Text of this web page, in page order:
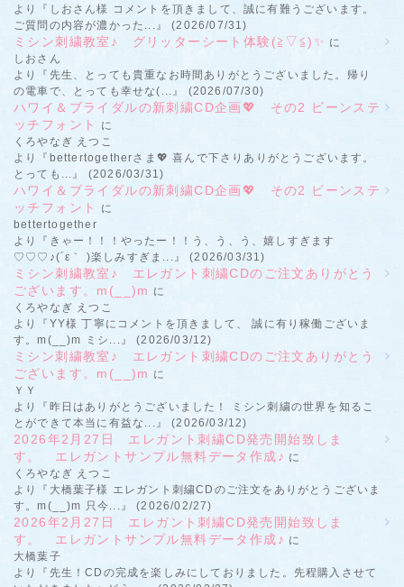
より『しおさん様 コメントを頂きまして、誠に有難うございます。
ご質問の内容が濃かった...』 (2026/07/31)
ミシン刺繍教室♪ グリッターシート体験(≧▽≦)✨ に
しおさん
より『先生、とっても貴重なお時間ありがとうございました。帰り
の電車で、とっても幸せな(...』 (2026/07/30)
ハワイ＆ブライダルの新刺繍CD企画💖 その2 ビーンステ
ッチフォント
に
くろやなぎ えつこ
より『bettertogetherさま💖 喜んで下さりありがとうございます。
とっても...』 (2026/03/31)
ハワイ＆ブライダルの新刺繍CD企画💖 その2 ビーンステ
ッチフォント
に
bettertogether
より『きゃー！！！やったー！！う、う、う、嬉しすぎます
♡♡♡♪(´ε｀ )楽しみすぎま...』 (2026/03/31)
ミシン刺繍教室♪ エレガント刺繍CDのご注文ありがとう
ございます。m(__)m に
くろやなぎ えつこ
より『YY様 丁寧にコメントを頂きまして、 誠に有り稼働ございま
す。m(__)m ミシ...』 (2026/03/12)
ミシン刺繍教室♪ エレガント刺繍CDのご注文ありがとう
ございます。m(__)m に
ＹＹ
より『昨日はありがとうございました！ ミシン刺繍の世界を知るこ
とができて本当に有益な...』 (2026/03/12)
2026年2月27日 エレガント刺繍CD発売開始致しま
す。 エレガントサンプル無料データ作成♪ に
くろやなぎ えつこ
より『大橋葉子様 エレガント刺繍CDのご注文をありがとうございま
す。m(__)m 只今...』 (2026/02/27)
2026年2月27日 エレガント刺繍CD発売開始致しま
す。 エレガントサンプル無料データ作成♪ に
大橋葉子
より『先生！CDの完成を楽しみにしておりました。先程購入させて